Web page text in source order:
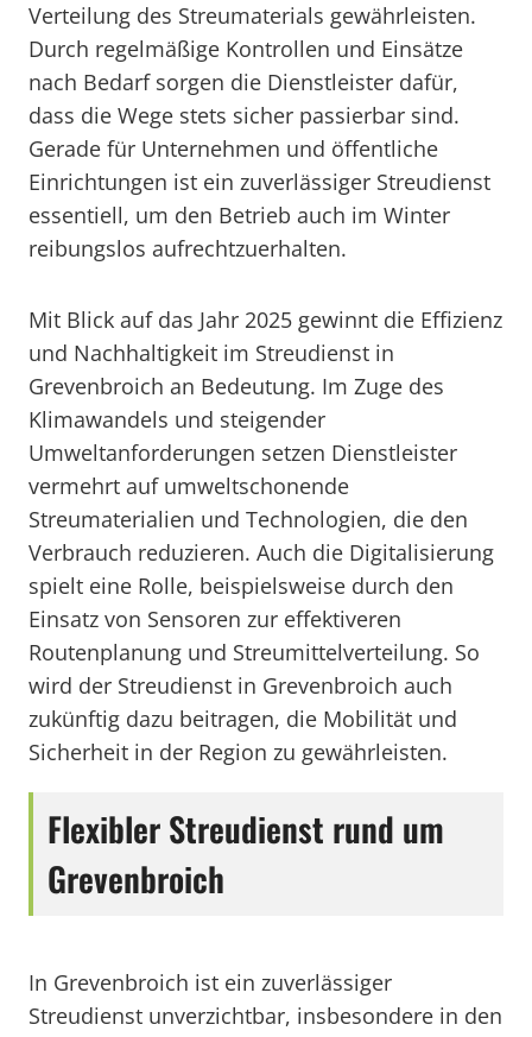
Verteilung des Streumaterials gewährleisten.
Durch regelmäßige Kontrollen und Einsätze
nach Bedarf sorgen die Dienstleister dafür,
dass die Wege stets sicher passierbar sind.
Gerade für Unternehmen und öffentliche
Einrichtungen ist ein zuverlässiger Streudienst
essentiell, um den Betrieb auch im Winter
reibungslos aufrechtzuerhalten.
Mit Blick auf das Jahr 2025 gewinnt die Effizienz
und Nachhaltigkeit im Streudienst in
Grevenbroich an Bedeutung. Im Zuge des
Klimawandels und steigender
Umweltanforderungen setzen Dienstleister
vermehrt auf umweltschonende
Streumaterialien und Technologien, die den
Verbrauch reduzieren. Auch die Digitalisierung
spielt eine Rolle, beispielsweise durch den
Einsatz von Sensoren zur effektiveren
Routenplanung und Streumittelverteilung. So
wird der Streudienst in Grevenbroich auch
zukünftig dazu beitragen, die Mobilität und
Sicherheit in der Region zu gewährleisten.
Flexibler Streudienst rund um
Grevenbroich
In Grevenbroich ist ein zuverlässiger
Streudienst unverzichtbar, insbesondere in den